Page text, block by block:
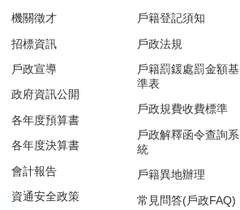
機關徵才
招標資訊
戶政宣導
政府資訊公開
各年度預算書
各年度決算書
會計報告
資通安全政策
戶籍登記須知
戶政法規
戶籍罰鍰處罰金額基
準表
戶政規費收費標準
戶政解釋函令查詢系
統
戶籍異地辦理
常見問答(戶政FAQ)